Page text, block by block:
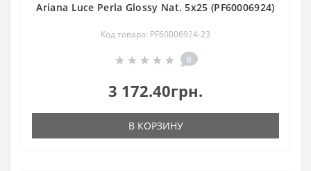
Ariana Luce Perla Glossy Nat. 5х25 (PF60006924)
Код товара: PF60006924-23
0
3 172.40грн.
В КОРЗИНУ